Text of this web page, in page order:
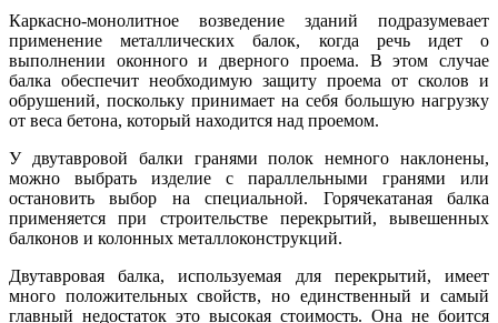
Каркасно-монолитное возведение зданий подразумевает
применение металлических балок, когда речь идет о
выполнении оконного и дверного проема. В этом случае
балка обеспечит необходимую защиту проема от сколов и
обрушений, поскольку принимает на себя большую нагрузку
от веса бетона, который находится над проемом.
У двутавровой балки гранями полок немного наклонены,
можно выбрать изделие с параллельными гранями или
остановить выбор на специальной. Горячекатаная балка
применяется при строительстве перекрытий, вывешенных
балконов и колонных металлоконструкций.
Двутавровая балка, используемая для перекрытий, имеет
много положительных свойств, но единственный и самый
главный недостаток это высокая стоимость. Она не боится